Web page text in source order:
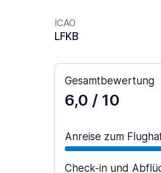
ICAO
LFKB
Gesamtbewertung
6,0 / 10
Anreise zum
Check-in und